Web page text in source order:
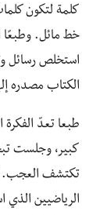
كلمة لتكون
استخلص رسائل
الكتاب مصدره
طبعا تعدّ
كبير، وجلست
تكتشف العجب.
الرياضيين الذي